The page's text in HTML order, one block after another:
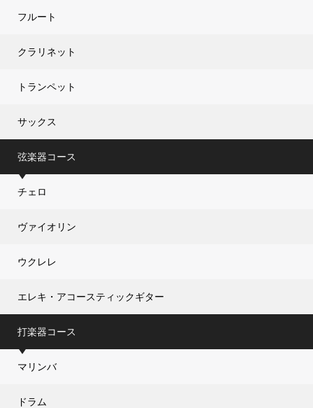
フルート
クラリネット
トランペット
サックス
弦楽器コース
チェロ
ヴァイオリン
ウクレレ
エレキ・アコースティックギター
打楽器コース
マリンバ
ドラム